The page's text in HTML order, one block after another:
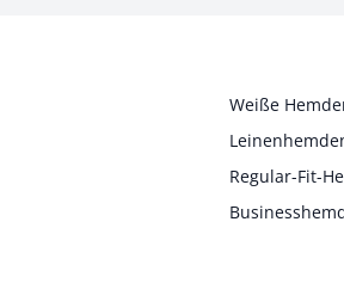
Weiße
Regular-Fit-